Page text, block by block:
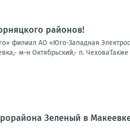
районов!
филиал АО «Юго-Западная
м-н Октябрьский,- п. ЧеховаТакже
Зеленый в